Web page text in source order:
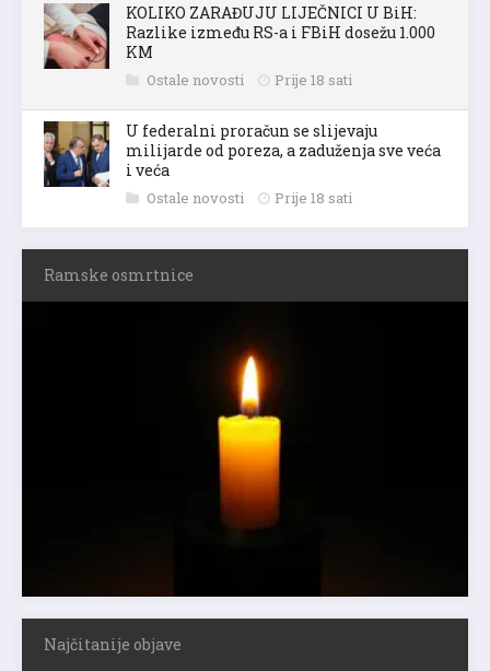
KOLIKO ZARAĐUJU LIJEČNICI U BiH:
Razlike između RS-a i FBiH dosežu 1.000
KM
Ostale novosti Prije 18 sati
U federalni proračun se slijevaju
milijarde od poreza, a zaduženja sve veća
i veća
Ostale novosti Prije 18 sati
Ramske osmrtnice
Najčitanije objave